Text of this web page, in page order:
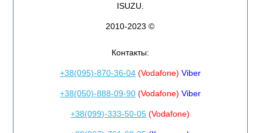
ISUZU.
2010-2023 ©
Контакты:
+38(095)-870-36-04(Vodafone) Viber
+38(050)-888-09-90(Vodafone) Viber
+38(099)-333-50-05 (Vodafone)